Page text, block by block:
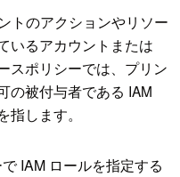
トのアクションやリソー
いるアカウントまたは
スポリシーでは、プリン
の被付与者である IAM
します。
IAM ロールを指定する